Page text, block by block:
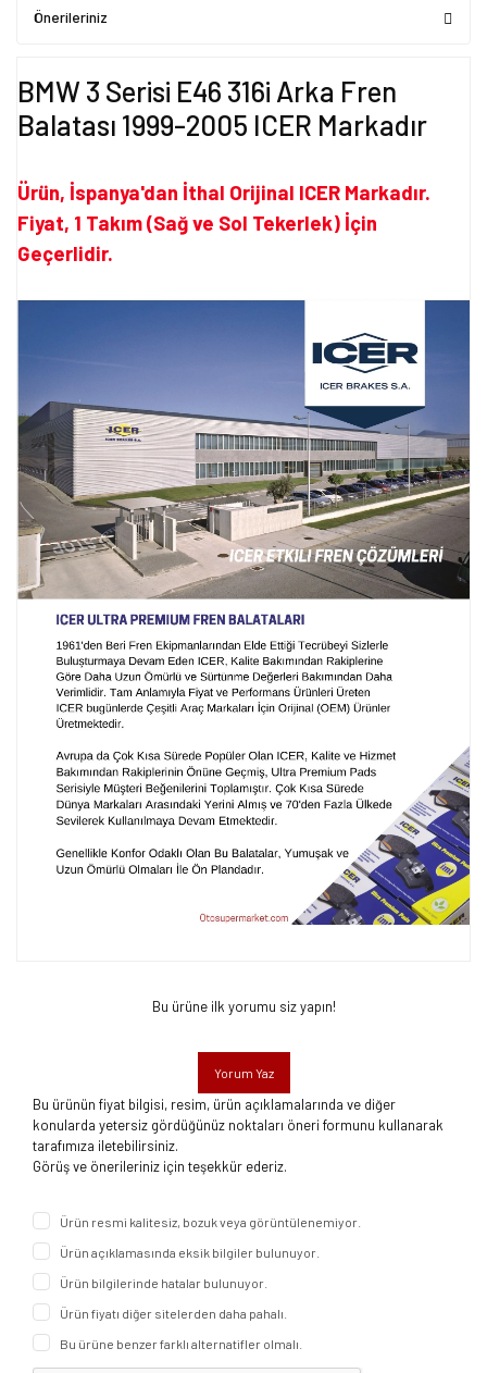
Önerileriniz
BMW 3 Serisi E46 316i Arka Fren
Balatası 1999-2005 ICER Markadır
Ürün, İspanya'dan İthal Orijinal ICER Markadır.
Fiyat, 1 Takım (Sağ ve Sol Tekerlek) İçin
Geçerlidir.
Bu ürüne ilk yorumu siz yapın!
Yorum Yaz
Bu ürünün fiyat bilgisi, resim, ürün açıklamalarında ve diğer
konularda yetersiz gördüğünüz noktaları öneri formunu kullanarak
tarafımıza iletebilirsiniz.
Görüş ve önerileriniz için teşekkür ederiz.
Ürün resmi kalitesiz, bozuk veya görüntülenemiyor.
Ürün açıklamasında eksik bilgiler bulunuyor.
Ürün bilgilerinde hatalar bulunuyor.
Ürün fiyatı diğer sitelerden daha pahalı.
Bu ürüne benzer farklı alternatifler olmalı.